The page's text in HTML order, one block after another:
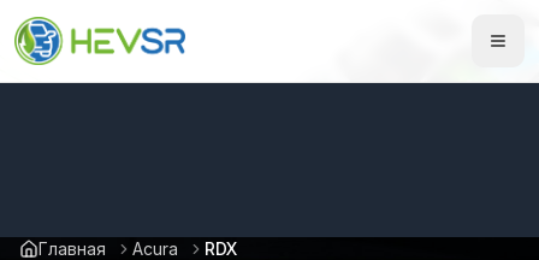
Главная Acura RDX